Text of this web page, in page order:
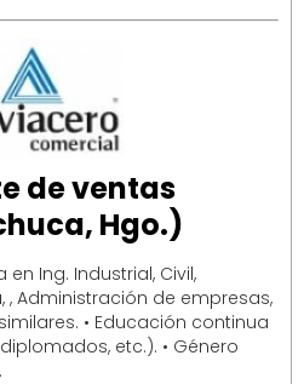
de ventas
Hgo.)
Ing. Industrial, Civil,
, Administración de empresas,
• Educación continua
etc.). • Género